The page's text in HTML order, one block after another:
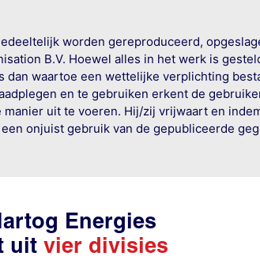
worden gereproduceerd,
B.V. Hoewel alles in het werk is
waartoe een wettelijke verplichting
en te gebruiken erkent de
uit te voeren. Hij/zij vrijwaart en
onjuist gebruik van de gepubliceerde
Energies
uit vier divisies